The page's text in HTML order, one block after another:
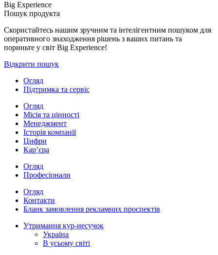
Big Experience
Пошук продукта
Скористайтесь нашим зручним та інтелігентним пошуком для
оперативного знаходження рішень з ваших питань та
пориньте у світ Big Experience!
Відкрити пошук
Огляд
Підтримка та сервіс
Огляд
Місія та цінності
Менеджмент
Історія компанії
Цифри
Кар’єра
Огляд
Професіонали
Огляд
Контакти
Бланк замовлення рекламних проспектів
Утримання кур-несучок
Україна
В усьому світі